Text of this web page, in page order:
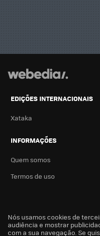
EDIÇÕES INTERNACIONAIS
Xataka
INFORMAÇÕES
Quem somos
Termos de uso
Nós usamos cookies de
audiência e mostrar
com a sua navegação. Se